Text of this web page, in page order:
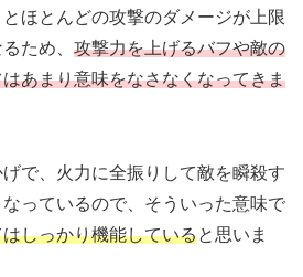
ほとんどの攻撃のダメージが上限
ため、 攻撃力を上げるバフや敵の
あまり意味をなさなくなってきま
で、火力に全振りして敵を瞬殺す
っているので、そういった意味で
しっかり機能していると思いま